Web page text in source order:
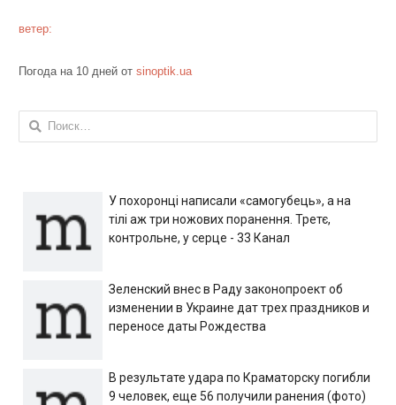
ветер:
Погода на 10 дней от sinoptik.ua
Найти:
У похоронці написали «самогубець», а на
тілі аж три ножових поранення. Третє,
контрольне, у серце - 33 Канал
Зеленский внес в Раду законопроект об
изменении в Украине дат трех праздников и
переносе даты Рождества
В результате удара по Краматорску погибли
9 человек, еще 56 получили ранения (фото)